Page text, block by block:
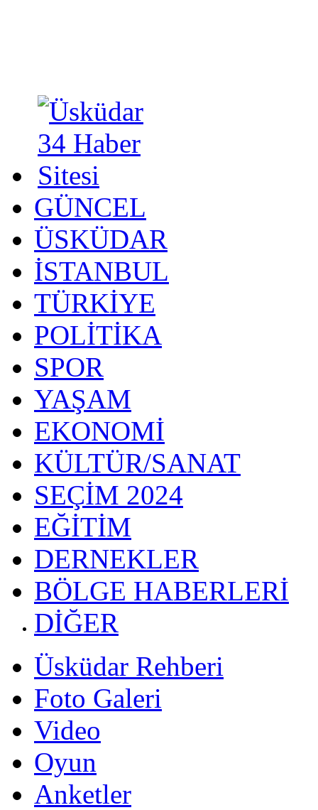
GÜNCEL
ÜSKÜDAR
İSTANBUL
TÜRKİYE
POLİTİKA
SPOR
YAŞAM
EKONOMİ
KÜLTÜR/SANAT
SEÇİM 2024
EĞİTİM
DERNEKLER
BÖLGE HABERLERİ
DİĞER
Üsküdar Rehberi
Foto Galeri
Video
Oyun
Anketler